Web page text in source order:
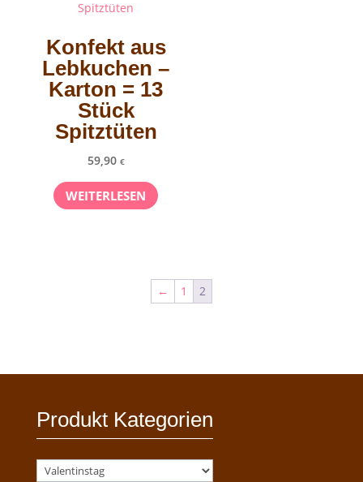
Konfekt aus
Lebkuchen –
Karton = 13
Stück
Spitztüten
59,90 €
WEITERLESEN
← 1 2
Produkt Kategorien